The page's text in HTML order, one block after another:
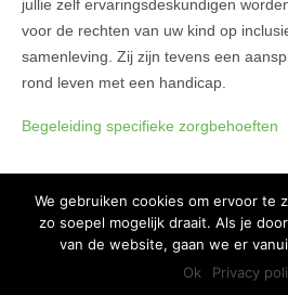
jullie zelf ervaringsdeskundigen
voor de rechten van uw kind op
samenleving. Zij zijn tevens een
rond leven met een handicap.
Begeleiding specifieke zorgbehoeften
Copyright 2015 Huis van het Kind - Alle
Ontwikkeld door Best4u Group B.V.B.A
We gebruiken cookies om ervoor te
zo soepel mogelijk draait. Als je
van de website, gaan we er
Ok
Privacy